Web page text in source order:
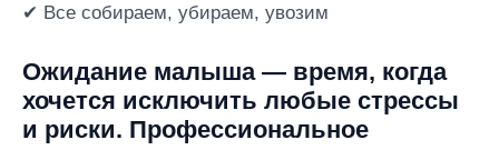
✔ Все собираем, убираем, увозим
Ожидание малыша — время, когда
хочется исключить любые стрессы
и риски. Профессиональное